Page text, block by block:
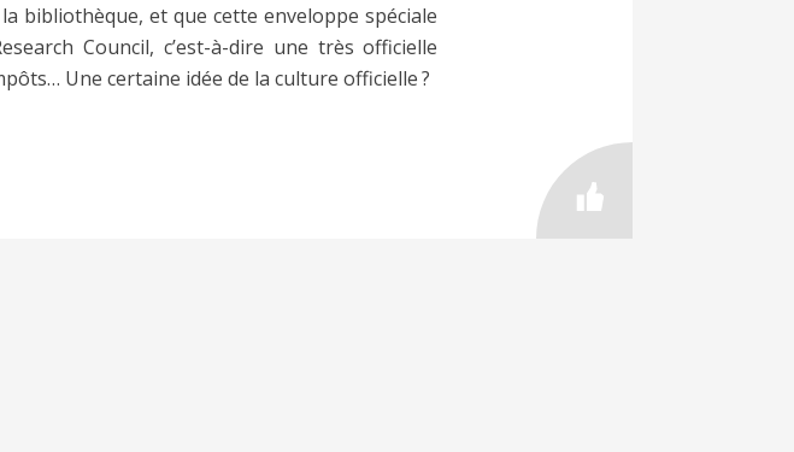
bibliothèque, et que cette enveloppe spéciale
Council, c’est-à-dire une très officielle
Une certaine idée de la culture officielle ?